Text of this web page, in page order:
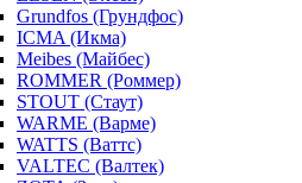
Grundfos (Грундфос)
ICMA (Икма)
Meibes (Майбес)
ROMMER (Роммер)
STOUT (Стаут)
WARME (Варме)
WATTS (Ваттс)
VALTEC (Валтек)